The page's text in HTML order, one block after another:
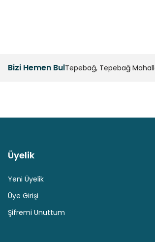
Bizi Hemen BulTepebağ, Tepebağ
Üyelik
Yeni Üyelik
Üye Girişi
Şifremi Unuttum